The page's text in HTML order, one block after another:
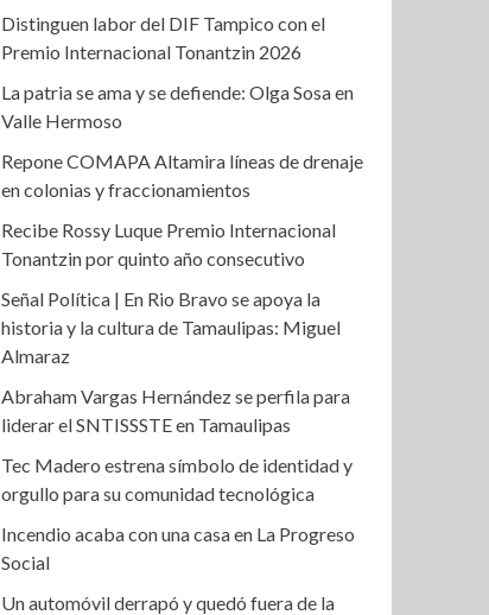
Distinguen labor del DIF Tampico con el
Premio Internacional Tonantzin 2026
La patria se ama y se defiende: Olga Sosa en
Valle Hermoso
Repone COMAPA Altamira líneas de drenaje
en colonias y fraccionamientos
Recibe Rossy Luque Premio Internacional
Tonantzin por quinto año consecutivo
Señal Política | En Rio Bravo se apoya la
historia y la cultura de Tamaulipas: Miguel
Almaraz
Abraham Vargas Hernández se perfila para
liderar el SNTISSSTE en Tamaulipas
Tec Madero estrena símbolo de identidad y
orgullo para su comunidad tecnológica
Incendio acaba con una casa en La Progreso
Social
Un automóvil derrapó y quedó fuera de la